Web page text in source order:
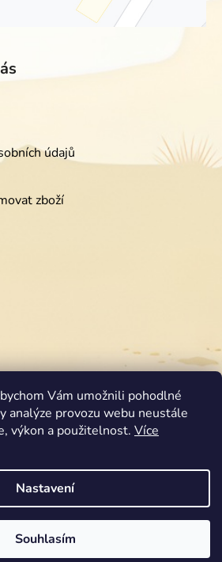
Vám umožnili pohodlné
analýze provozu webu neustále
výkon a použitelnost. Více
Nastavení
Souhlasím
údajů
zboží
Vytvořil Shoptet